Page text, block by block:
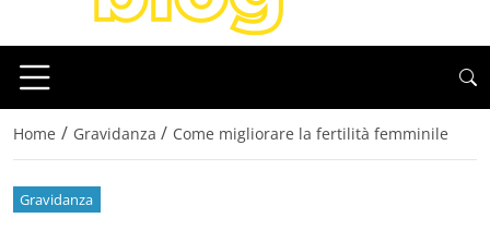
Home / Gravidanza / Come migliorare la fertilità femminile
Gravidanza